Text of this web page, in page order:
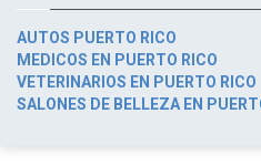
AUTOS PUERTO RICO
MEDICOS EN PUERTO RICO
VETERINARIOS EN PUERTO RICO
SALONES DE BELLEZA EN